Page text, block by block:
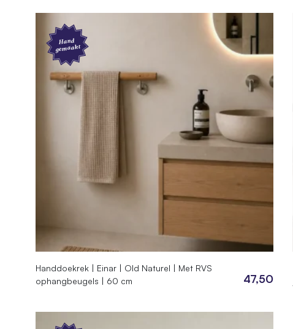
Hand
gemaakt
Handdoekrek | Einar | Old Naturel | Met RVS
ophangbeugels | 60 cm
47,50